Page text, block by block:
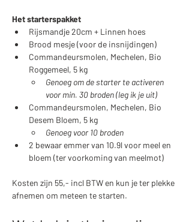
Het starterspakket
Rijsmandje 20cm + Linnen hoes
Brood mesje (voor de insnijdingen)
Commandeursmolen, Mechelen, Bio
Roggemeel, 5 kg
Genoeg om de starter te activeren
voor min. 30 broden​ (leg ik je uit)
Commandeursmolen, Mechelen, Bio
Desem Bloem, 5 kg
Genoeg voor 10 broden​
2 bewaar emmer van 10.9l voor meel en
bloem (ter voorkoming van meelmot)
Kosten zijn 55,- incl BTW en kun je ter plekke
afnemen om meteen te starten.